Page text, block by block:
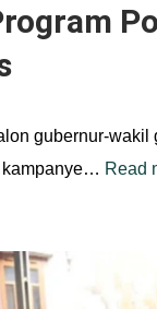
gubernur-wakil
kampanye… Read